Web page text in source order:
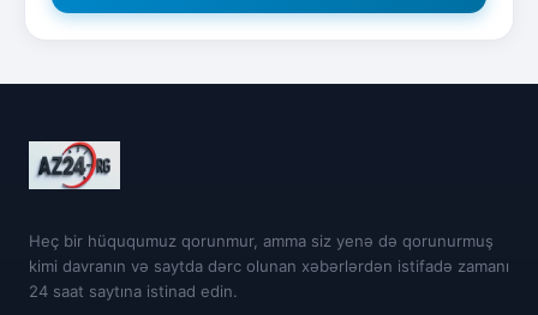
Heç bir hüququmuz qorunmur, amma siz yenə də qorunurmuş
kimi davranın və saytda dərc olunan xəbərlərdən istifadə zamanı
24 saat saytına istinad edin.